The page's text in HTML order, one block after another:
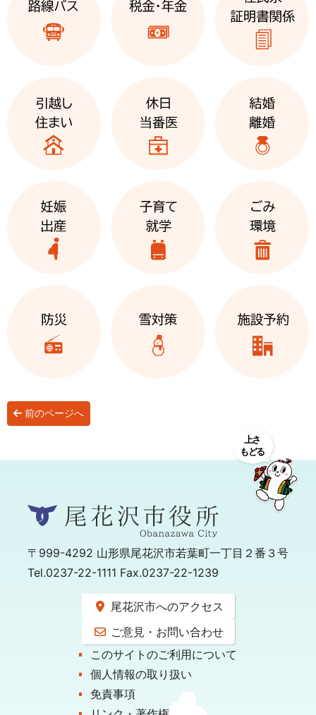
前のページへ
〒999-4292 山形県尾花沢市若葉町一丁目２番３号
Tel.0237-22-1111 Fax.0237-22-1239
尾花沢市へのアクセス
ご意見・お問い合わせ
このサイトのご利用について
個人情報の取り扱い
免責事項